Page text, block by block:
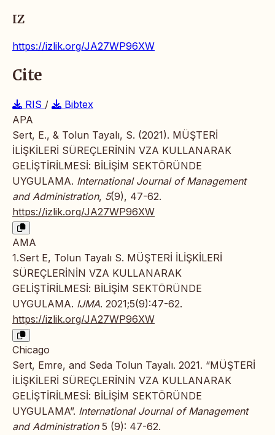
IZ
https://izlik.org/JA27WP96XW
Cite
RIS /
Bibtex
APA
Sert, E., & Tolun Tayalı, S. (2021). MÜŞTERİ
İLİŞKİLERİ SÜREÇLERİNİN VZA KULLANARAK
GELİŞTİRİLMESİ: BİLİŞİM SEKTÖRÜNDE
UYGULAMA. International Journal of Management
and Administration, 5(9), 47-62.
https://izlik.org/JA27WP96XW
AMA
1.Sert E, Tolun Tayalı S. MÜŞTERİ İLİŞKİLERİ
SÜREÇLERİNİN VZA KULLANARAK
GELİŞTİRİLMESİ: BİLİŞİM SEKTÖRÜNDE
UYGULAMA. IJMA. 2021;5(9):47-62.
https://izlik.org/JA27WP96XW
Chicago
Sert, Emre, and Seda Tolun Tayalı. 2021. “MÜŞTERİ
İLİŞKİLERİ SÜREÇLERİNİN VZA KULLANARAK
GELİŞTİRİLMESİ: BİLİŞİM SEKTÖRÜNDE
UYGULAMA”. International Journal of Management
and Administration5 (9): 47-62.